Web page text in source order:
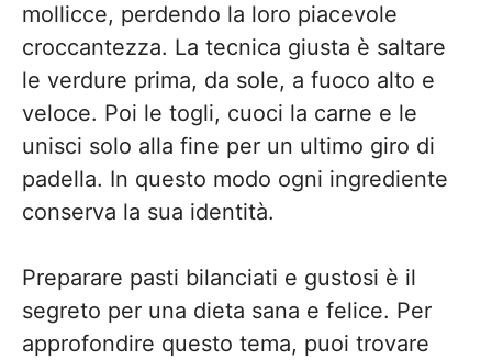
mollicce, perdendo la loro piacevole
croccantezza. La tecnica giusta è saltare
le verdure prima, da sole, a fuoco alto e
veloce. Poi le togli, cuoci la carne e le
unisci solo alla fine per un ultimo giro di
padella. In questo modo ogni ingrediente
conserva la sua identità.
Preparare pasti bilanciati e gustosi è il
segreto per una dieta sana e felice. Per
approfondire questo tema, puoi trovare